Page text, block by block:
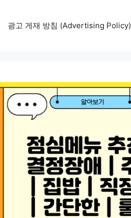
광고 게재 방침 (Advertising Policy)